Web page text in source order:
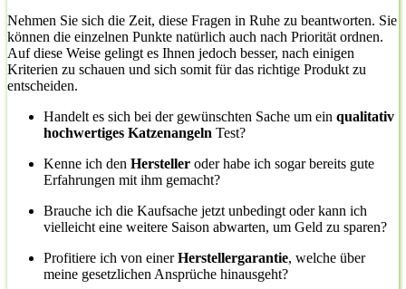
Nehmen Sie sich die Zeit, diese Fragen in Ruhe zu beantworten. Sie
können die einzelnen Punkte natürlich auch nach Priorität ordnen.
Auf diese Weise gelingt es Ihnen jedoch besser, nach einigen
Kriterien zu schauen und sich somit für das richtige Produkt zu
entscheiden.
Handelt es sich bei der gewünschten Sache um ein qualitativ
hochwertiges Katzenangeln Test?
Kenne ich den Hersteller oder habe ich sogar bereits gute
Erfahrungen mit ihm gemacht?
Brauche ich die Kaufsache jetzt unbedingt oder kann ich
vielleicht eine weitere Saison abwarten, um Geld zu sparen?
Profitiere ich von einerHerstellergarantie, welche über
meine gesetzlichen Ansprüche hinausgeht?